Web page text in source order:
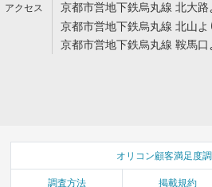
京都市営地下鉄烏丸線 北大
京都市営地下鉄烏丸線 北山
京都市営地下鉄烏丸線 鞍馬
オリコン顧客満足度
調査方法 掲載規約